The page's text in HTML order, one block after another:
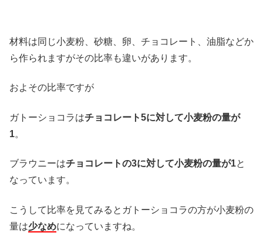
材料は同じ小麦粉、砂糖、卵、チョコレート、油脂などか
ら作られますがその比率も違いがあります。
およその比率ですが
ガトーショコラはチョコレート5に対して小麦粉の量が
1。
ブラウニーはチョコレートの3に対して小麦粉の量が1と
なっています。
こうして比率を見てみるとガトーショコラの方が小麦粉の
量は少なめになっていますね。